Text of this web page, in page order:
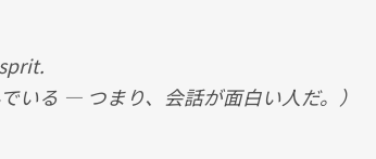
でいる ― つまり、会話が面白い人だ。）